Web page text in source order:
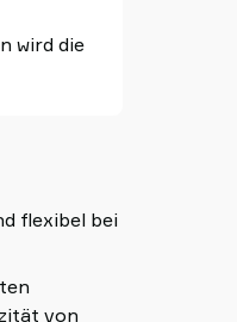
wird die
flexibel bei
von